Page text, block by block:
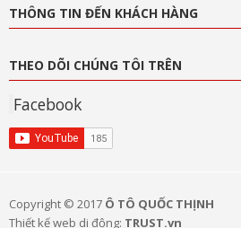
THÔNG TIN ĐẾN KHÁCH HÀNG
THEO DÕI CHÚNG TÔI TRÊN
Facebook
Copyright © 2017 Ô TÔ QUỐC THỊNH
Thiết kế web di động: TRUST.vn